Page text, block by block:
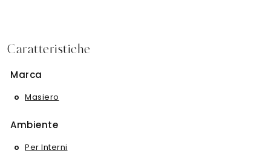
Caratteristiche
Marca
Masiero
Ambiente
Per Interni